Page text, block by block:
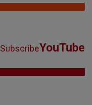
SubscribeYouTube